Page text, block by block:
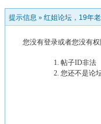
提示信息 » 红姐论坛，19年
您没有登录或者您没有
帖子ID非法
您还不是论